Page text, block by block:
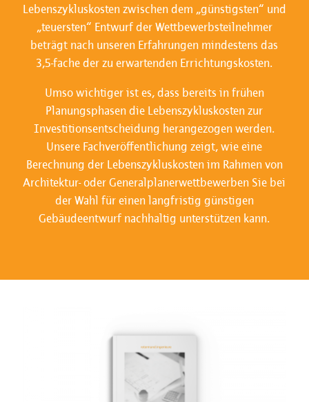
Lebenszykluskosten zwischen dem „günstigsten“ und
„teuersten“ Entwurf der Wettbewerbsteilnehmer
beträgt nach unseren Erfahrungen mindestens das
3,5-fache der zu erwartenden Errichtungskosten.
Umso wichtiger ist es, dass bereits in frühen
Planungsphasen die Lebenszykluskosten zur
Investitionsentscheidung herangezogen werden.
Unsere Fachveröffentlichung zeigt, wie eine
Berechnung der Lebenszykluskosten im Rahmen von
Architektur- oder Generalplanerwettbewerben Sie bei
der Wahl für einen langfristig günstigen
Gebäudeentwurf nachhaltig unterstützen kann.